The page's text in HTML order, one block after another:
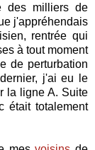
des milliers de
j'appréhendais
rentrée qui
à tout moment
de perturbation
j'ai eu le
la ligne A. Suite
était totalement